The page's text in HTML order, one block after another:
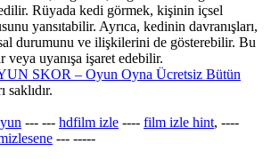
Rüyada kedi görmek, kişinin içsel
yansıtabilir. Ayrıca, kedinin davranışları,
durumunu ve ilişkilerini de gösterebilir. Bu
veya uyanışa işaret edebilir.
SKOR – Oyun Oyna Ücretsiz Bütün
--- --- hdfilm izle ---- film izle hint, ----
--- -----